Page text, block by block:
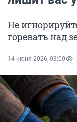
Не
горевать над
14 июня 2026, 03:00